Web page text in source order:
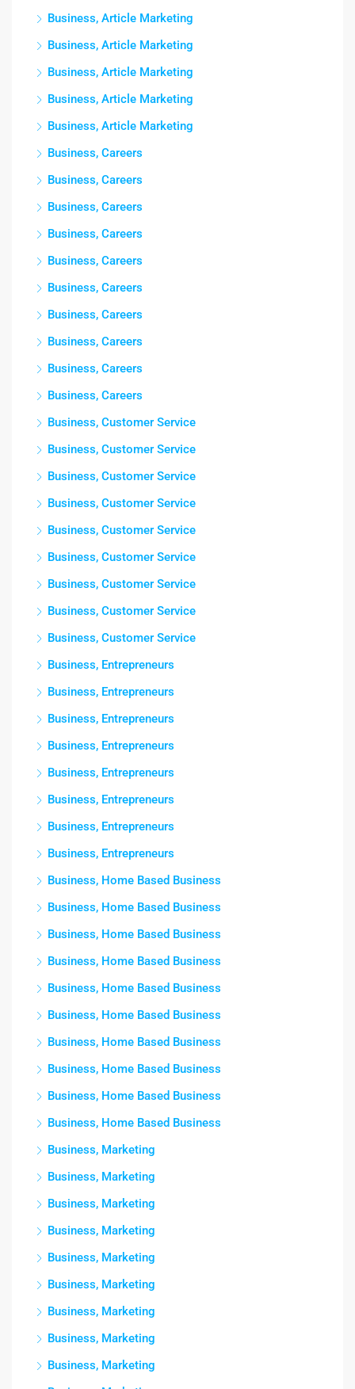
Business, Article Marketing
Business, Article Marketing
Business, Article Marketing
Business, Article Marketing
Business, Article Marketing
Business, Careers
Business, Careers
Business, Careers
Business, Careers
Business, Careers
Business, Careers
Business, Careers
Business, Careers
Business, Careers
Business, Careers
Business, Customer Service
Business, Customer Service
Business, Customer Service
Business, Customer Service
Business, Customer Service
Business, Customer Service
Business, Customer Service
Business, Customer Service
Business, Customer Service
Business, Entrepreneurs
Business, Entrepreneurs
Business, Entrepreneurs
Business, Entrepreneurs
Business, Entrepreneurs
Business, Entrepreneurs
Business, Entrepreneurs
Business, Entrepreneurs
Business, Home Based Business
Business, Home Based Business
Business, Home Based Business
Business, Home Based Business
Business, Home Based Business
Business, Home Based Business
Business, Home Based Business
Business, Home Based Business
Business, Home Based Business
Business, Home Based Business
Business, Marketing
Business, Marketing
Business, Marketing
Business, Marketing
Business, Marketing
Business, Marketing
Business, Marketing
Business, Marketing
Business, Marketing